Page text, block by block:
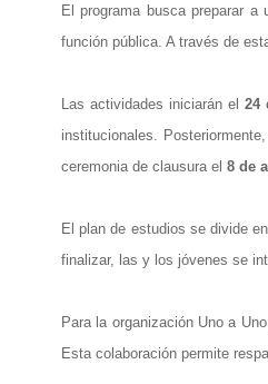
El programa busca preparar a
función pública. A través de
Las actividades iniciarán el 24
institucionales.
ceremonia de clausura el8 de
El plan de estudios se divide
finalizar, las y los jóvenes se
Para la organización Uno a
Esta colaboración permite